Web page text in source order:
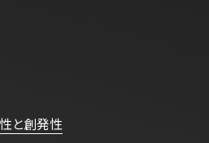
と創発性